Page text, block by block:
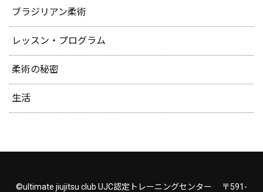
ブラジリアン柔術
レッスン・プログラム
柔術の秘密
生活
©ultimate jiujitsu club UJC認定トレーニングセンター 〒591-